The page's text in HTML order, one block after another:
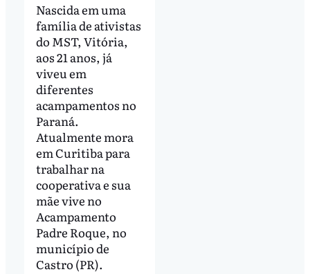
Nascida em uma
família de ativistas
do MST, Vitória,
aos 21 anos, já
viveu em
diferentes
acampamentos no
Paraná.
Atualmente mora
em Curitiba para
trabalhar na
cooperativa e sua
mãe vive no
Acampamento
Padre Roque, no
município de
Castro (PR).